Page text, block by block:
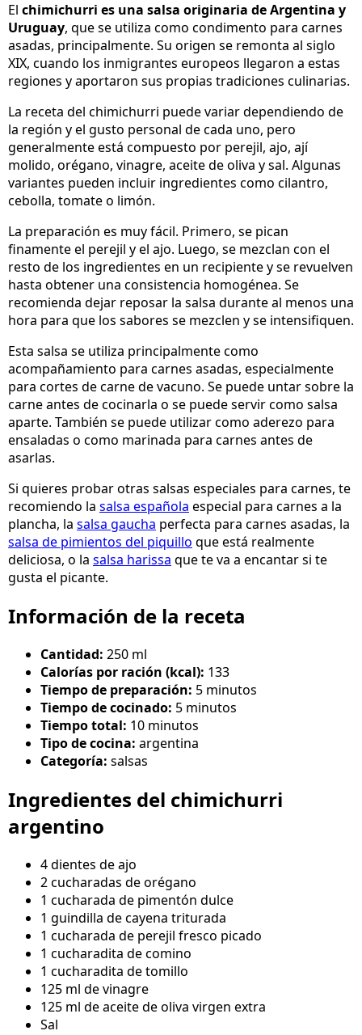
El chimichurri es una salsa originaria de Argentina y
Uruguay, que se utiliza como condimento para carnes
asadas, principalmente. Su origen se remonta al siglo
XIX, cuando los inmigrantes europeos llegaron a estas
regiones y aportaron sus propias tradiciones culinarias.
La receta del chimichurri puede variar dependiendo de
la región y el gusto personal de cada uno, pero
generalmente está compuesto por perejil, ajo, ají
molido, orégano, vinagre, aceite de oliva y sal. Algunas
variantes pueden incluir ingredientes como cilantro,
cebolla, tomate o limón.
La preparación es muy fácil. Primero, se pican
finamente el perejil y el ajo. Luego, se mezclan con el
resto de los ingredientes en un recipiente y se revuelven
hasta obtener una consistencia homogénea. Se
recomienda dejar reposar la salsa durante al menos una
hora para que los sabores se mezclen y se intensifiquen.
Esta salsa se utiliza principalmente como
acompañamiento para carnes asadas, especialmente
para cortes de carne de vacuno. Se puede untar sobre la
carne antes de cocinarla o se puede servir como salsa
aparte. También se puede utilizar como aderezo para
ensaladas o como marinada para carnes antes de
asarlas.
Si quieres probar otras salsas especiales para carnes, te
recomiendo la salsa española especial para carnes a la
plancha, la salsa gaucha perfecta para carnes asadas, la
salsa de pimientos del piquillo que está realmente
deliciosa, o la salsa harissa que te va a encantar si te
gusta el picante.
Información de la receta
Cantidad: 250 ml
Calorías por ración (kcal): 133
Tiempo de preparación: 5 minutos
Tiempo de cocinado: 5 minutos
Tiempo total: 10 minutos
Tipo de cocina: argentina
Categoría: salsas
Ingredientes del chimichurri
argentino
4 dientes de ajo
2 cucharadas de orégano
1 cucharada de pimentón dulce
1 guindilla de cayena triturada
1 cucharada de perejil fresco picado
1 cucharadita de comino
1 cucharadita de tomillo
125 ml de vinagre
125 ml de aceite de oliva virgen extra
Sal